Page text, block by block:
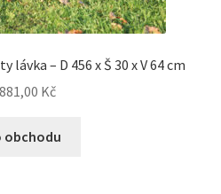
– D 456 x Š 30 x V 64 cm
Kč
obchodu